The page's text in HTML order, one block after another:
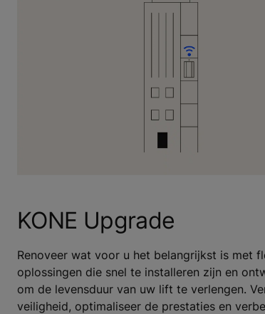
KONE Upgrade
Renoveer wat voor u het belangrijkst is met
oplossingen die snel te installeren zijn en
om de levensduur van uw lift te verlengen.
veiligheid, optimaliseer de prestaties en